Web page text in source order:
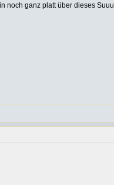
noch ganz platt über dieses